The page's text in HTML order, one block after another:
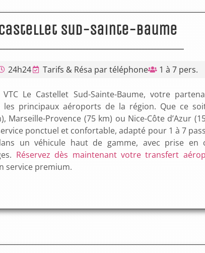
Castellet Sud-Sainte-Baume
24h24 Tarifs & Résa par téléphone 1 à 7 pers.
Le Castellet Sud-Sainte-Baume, votre
principaux aéroports de la région. Que ce
Marseille-Provence (75 km) ou Nice-Côte d’Azur
ponctuel et confortable, adapté pour 1 à 7
un véhicule haut de gamme, avec prise en
Réservez dès maintenant votre transfert
service premium.